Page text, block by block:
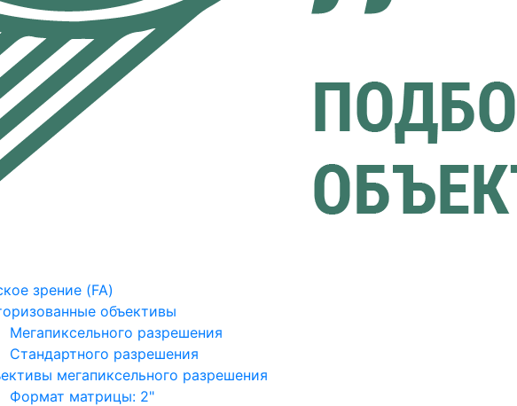
зрение (FA)
объективы
Мегапиксельного разрешения
Стандартного разрешения
мегапиксельного разрешения
Формат матрицы: 2"